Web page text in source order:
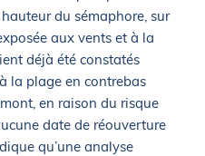
du sémaphore, sur
aux vents et à la
déjà été constatés
la plage en contrebas
en raison du risque
date de réouverture
qu’une analyse